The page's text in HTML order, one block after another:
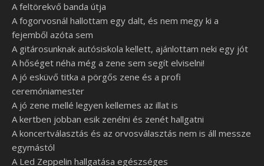
A feltörekvő banda útja
A fogorvosnál hallottam egy dalt, és nem megy ki a
fejemből azóta sem
A gitárosunknak autósiskola kellett, ajánlottam neki egy jót
A hőséget néha még a zene sem segít elviselni!
A jó esküvő titka a pörgős zene és a profi
ceremóniamester
A jó zene mellé legyen kellemes az illat is
A kertben jobban esik zenélni és zenét hallgatni
A koncertválasztás és az orvosválasztás nem is áll messze
egymástól
A Led Zeppelin hallgatása egészséges